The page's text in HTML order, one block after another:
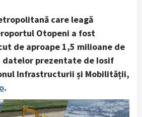
care leagă
Otopeni a fost
de aproape 1,5 milioane de
prezentate de Iosif
Infrastructurii și Mobilității,
.